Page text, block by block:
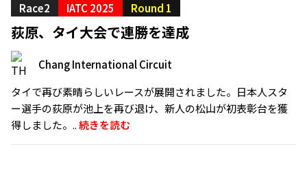
Race2
IATC 2025 Round 1
荻原、タイ大会で連勝を達成
Chang International Circuit
タイで再び素晴らしいレースが展開されました。日本人スタ
ー選手の荻原が池上を再び退け、新人の松山が初表彰台を獲
得しました。..続きを読む